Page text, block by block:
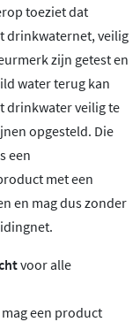
toeziet dat
drinkwaternet, veilig
zijn getest en
water terug kan
drinkwater veilig te
opgesteld. Die
een
met een
en mag dus zonder
voor alle
een product